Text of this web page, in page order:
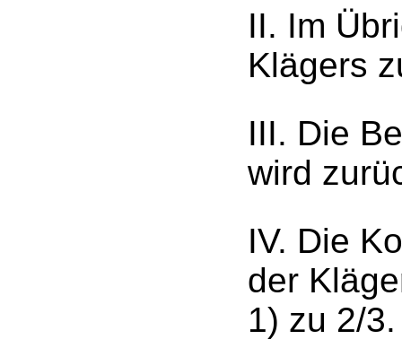
II. Im
Klägers
III. Die
wird
IV. Die
der
1) zu 2/3.